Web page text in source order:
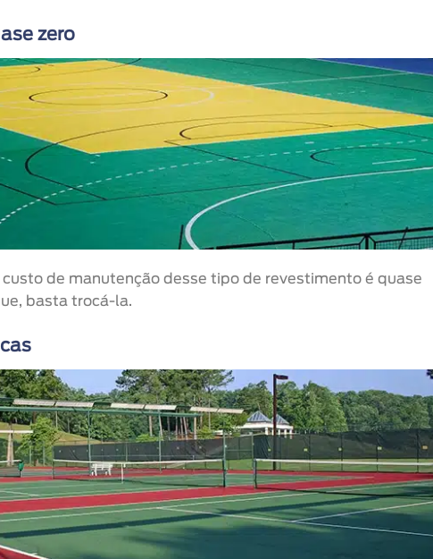
zero
custo de manutenção desse tipo de revestimento é quase
basta trocá-la.